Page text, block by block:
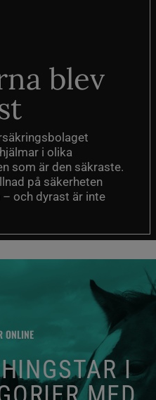
blev
i olika
som är den säkraste.
på säkerheten
och dyrast är inte
ONLINE
I